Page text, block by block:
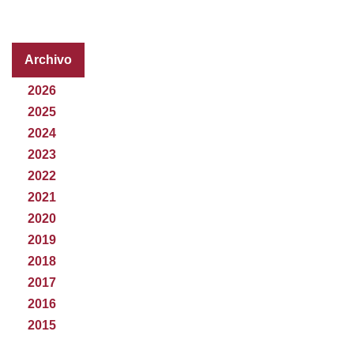
Archivo
2026
2025
2024
2023
2022
2021
2020
2019
2018
2017
2016
2015